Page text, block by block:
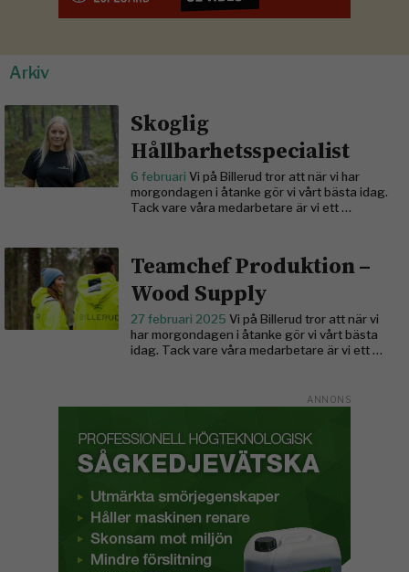
Arkiv
Skoglig
Hållbarhetsspecialist
6 februari Vi på Billerud tror att när vi har
morgondagen i åtanke gör vi vårt bästa idag.
Tack vare våra medarbetare är vi ett …
Teamchef Produktion –
Wood Supply
27 februari 2025 Vi på Billerud tror att när vi
har morgondagen i åtanke gör vi vårt bästa
idag. Tack vare våra medarbetare är vi ett …